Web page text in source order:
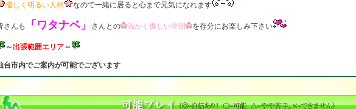
優しく明るい人柄 なので一緒に居ると心まで元気になれます
さんも 「ワタナベ」 さんとの 温かく優しい空間 を存分にお楽しみ下さい
～出張範囲エリア～
台市内でご案内が可能でございます